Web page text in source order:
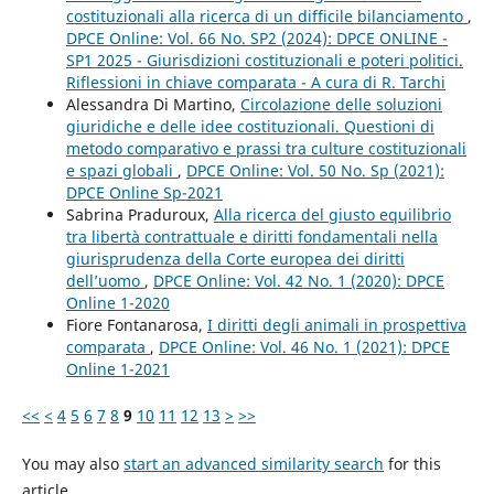
costituzionali alla ricerca di un difficile bilanciamento ,
DPCE Online: Vol. 66 No. SP2 (2024): DPCE ONLINE -
SP1 2025 - Giurisdizioni costituzionali e poteri politici.
Riflessioni in chiave comparata - A cura di R. Tarchi
Alessandra Di Martino, Circolazione delle soluzioni
giuridiche e delle idee costituzionali. Questioni di
metodo comparativo e prassi tra culture costituzionali
e spazi globali , DPCE Online: Vol. 50 No. Sp (2021):
DPCE Online Sp-2021
Sabrina Praduroux, Alla ricerca del giusto equilibrio
tra libertà contrattuale e diritti fondamentali nella
giurisprudenza della Corte europea dei diritti
dell’uomo , DPCE Online: Vol. 42 No. 1 (2020): DPCE
Online 1-2020
Fiore Fontanarosa, I diritti degli animali in prospettiva
comparata , DPCE Online: Vol. 46 No. 1 (2021): DPCE
Online 1-2021
<< < 4 5 6 7 8 9 10 11 12 13 > >>
You may also start an advanced similarity search for this
article.